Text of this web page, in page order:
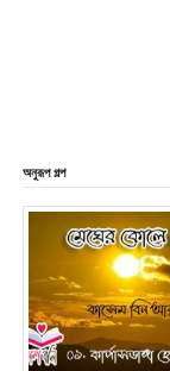
অনুরূপ গল্প